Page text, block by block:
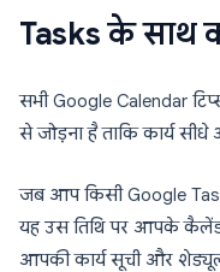
Tasks के साथ
सभी Google Calendar
से जोड़ना है ताकि कार्य
जब आप किसी Google Task
यह उस तिथि पर आपके
आपकी कार्य सूची और शेड्यूल